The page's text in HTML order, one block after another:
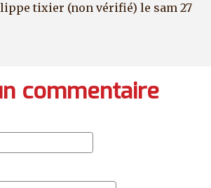
tixier (non vérifié) le sam 27
commentaire